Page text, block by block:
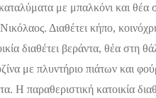
με μπαλκόνι και
Διαθέτει κήπο,
διαθέτει βεράντα, θέα στη
με πλυντήριο πιάτων και
Η παραθεριστική κατοικία